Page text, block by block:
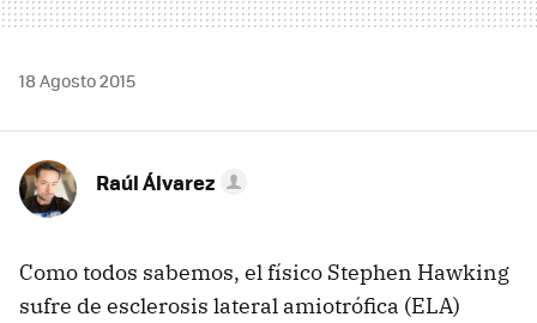
18 Agosto 2015
Raúl Álvarez
Como todos sabemos, el físico Stephen Hawking
sufre de esclerosis lateral amiotrófica (ELA)